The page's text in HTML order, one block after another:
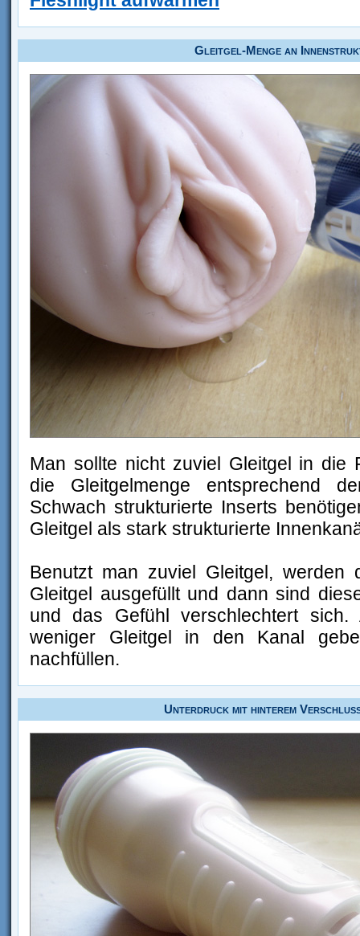
Gleitgel-Menge an
Man sollte nicht zuviel Gleitgel in die
die Gleitgelmenge entsprechend
Schwach strukturierte Inserts
Gleitgel als stark strukturierte
Benutzt man zuviel Gleitgel, werden
Gleitgel ausgefüllt und dann sind
und das Gefühl verschlechtert
weniger Gleitgel in den Kanal
nachfüllen.
Unterdruck mit hinterem